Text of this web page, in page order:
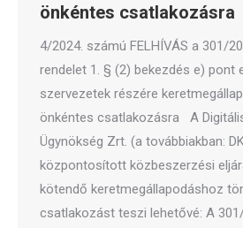
önkéntes csatlakozásra
4/2024. számú FELHÍVÁS a 301/
rendelet 1. § (2) bekezdés e) pont
szervezetek részére
önkéntes csatlakozásra A
Ügynökség Zrt. (a továbbiakban:
központosított közbeszerzési
kötendő keretmegállapodáshoz
csatlakozást teszi lehetővé: A